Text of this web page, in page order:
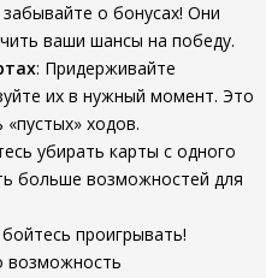
о бонусах! Они
ваши шансы на победу.
: Придерживайте
их в нужный момент. Это
ходов.
убирать карты с одного
больше возможностей для
проигрывать!